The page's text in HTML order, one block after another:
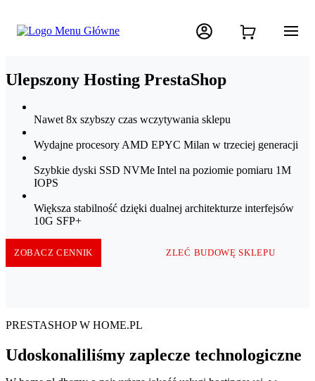
Ulepszony Hosting PrestaShop
Nawet 8x szybszy czas wczytywania sklepu
Wydajne procesory AMD EPYC Milan w trzeciej generacji
Szybkie dyski SSD NVMe Intel na poziomie pomiaru 1M
IOPS
Większa stabilność dzięki dualnej architekturze interfejsów
10G SFP+
ZOBACZ CENNIK ZLEĆ BUDOWĘ SKLEPU
PRESTASHOP W HOME.PL
Udoskonaliliśmy zaplecze technologiczne